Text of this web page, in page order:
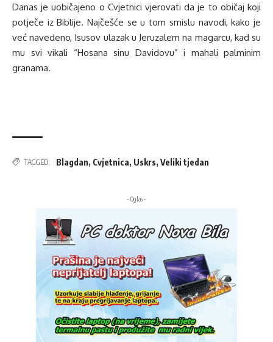
Danas je uobičajeno o Cvjetnici vjerovati da je to običaj koji
potječe iz Biblije. Najčešće se u tom smislu navodi, kako je
već navedeno, Isusov ulazak u Jeruzalem na magarcu, kad su
mu svi vikali “Hosana sinu Davidovu” i mahali palminim
granama.
TAGGED: Blagdan, Cvjetnica, Uskrs, Veliki tjedan
- Oglas -